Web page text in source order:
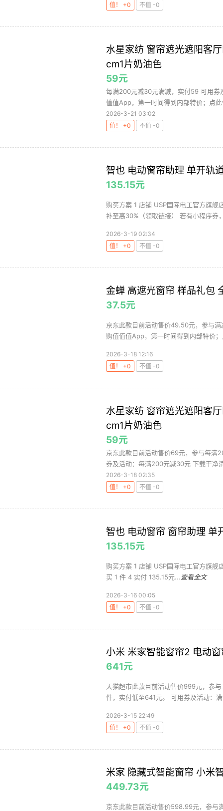
值！ +0 不值 -0
水星家纺 窗帘遮光遮阳客
cm1片奶油色
59元
每满200元减30元满减，实付59 可用
值值App，第一时间得到内部特价；点
2026-3-21 03:02
值！ +0
不值 -0
智也 电动窗帘助理 单开轨
135.15元
购买方案 1 店铺 USP国际电工官方旗
补至高30%（领取链接） 若有小程序券
2026-3-19 02:34
值！ +0
不值 -0
金蝉 高遮光窗帘 样品礼包
37.5元
京东此款目前活动售价49.50元，参与
购值值值App，第一时间得到内部特价
2026-3-18 12:16
值！ +0
不值 -0
水星家纺 窗帘遮光遮阳客
cm1片奶油色
59元
京东此款目前活动售价69元，参与每满
券及活动：每满200元减30元 下载干净
2026-3-18 02:35
值！ +0
不值 -0
智也 电动窗帘 窗帘助理 单
135.15元
购买方案 1 店铺 USP国际电工官方旗
买 1 件 4 实付 135.15元... 查看全文
2026-3-16 00:05
值！ +0
不值 -0
小米 米家智能窗帘2 电动
641元
天猫超市此款目前活动售价999元，参
件，实付低至641元。 可用券及活动：
2026-3-15 22:49
值！ +0
不值 -0
米家 隐藏式智能窗帘 小米
449.73元
京东此款目前活动售价598.99元，参与